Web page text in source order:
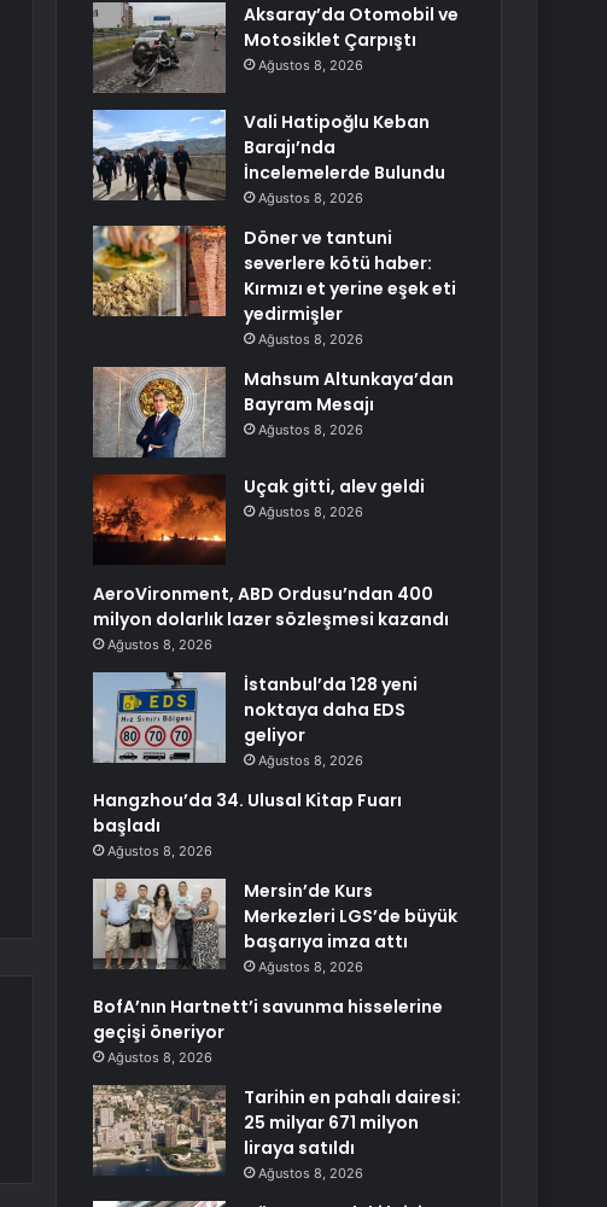
Aksaray’da Otomobil ve
Motosiklet Çarpıştı
Ağustos 8, 2026
Vali Hatipoğlu Keban
Barajı’nda
İncelemelerde Bulundu
Ağustos 8, 2026
Döner ve tantuni
severlere kötü haber:
Kırmızı et yerine eşek eti
yedirmişler
Ağustos 8, 2026
Mahsum Altunkaya’dan
Bayram Mesajı
Ağustos 8, 2026
Uçak gitti, alev geldi
Ağustos 8, 2026
AeroVironment, ABD Ordusu’ndan 400
milyon dolarlık lazer sözleşmesi kazandı
Ağustos 8, 2026
İstanbul’da 128 yeni
noktaya daha EDS
geliyor
Ağustos 8, 2026
Hangzhou’da 34. Ulusal Kitap Fuarı
başladı
Ağustos 8, 2026
Mersin’de Kurs
Merkezleri LGS’de büyük
başarıya imza attı
Ağustos 8, 2026
BofA’nın Hartnett’i savunma hisselerine
geçişi öneriyor
Ağustos 8, 2026
Tarihin en pahalı dairesi:
25 milyar 671 milyon
liraya satıldı
Ağustos 8, 2026